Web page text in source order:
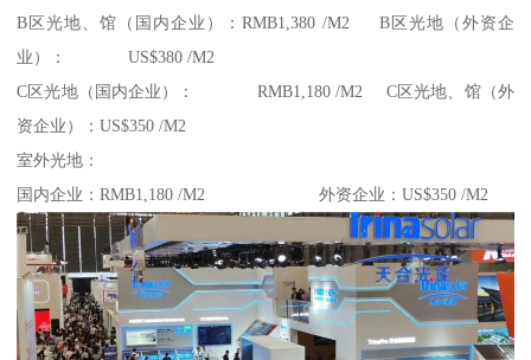
B区光地、馆（国内企业）：RMB1,380 /M2 B区光地（外资企
业）： US$380 /M2
C区光地（国内企业）： RMB1,180 /M2 C区光地、馆（外
资企业）：US$350 /M2
室外光地：
国内企业：RMB1,180 /M2 外资企业：US$350 /M2